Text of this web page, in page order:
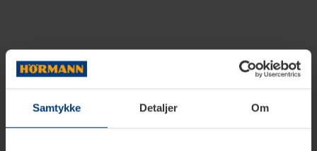
Samtykke Detaljer Om